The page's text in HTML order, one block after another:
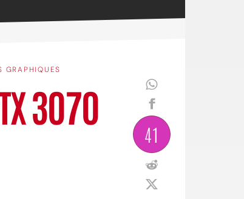
GRAPHIQUES
3070
41